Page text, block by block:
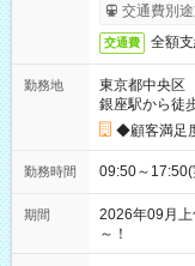
交通費別
交通費 全額
勤務地
東京都中央区
銀座駅から徒
◆顧客満足
勤務時間 09:50～
期間
2026年09月
～！